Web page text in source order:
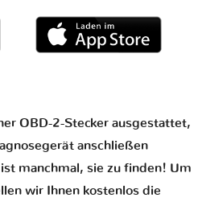
OBD-2-Stecker ausgestattet,
anschließen
manchmal, sie zu finden! Um
wir Ihnen kostenlos die